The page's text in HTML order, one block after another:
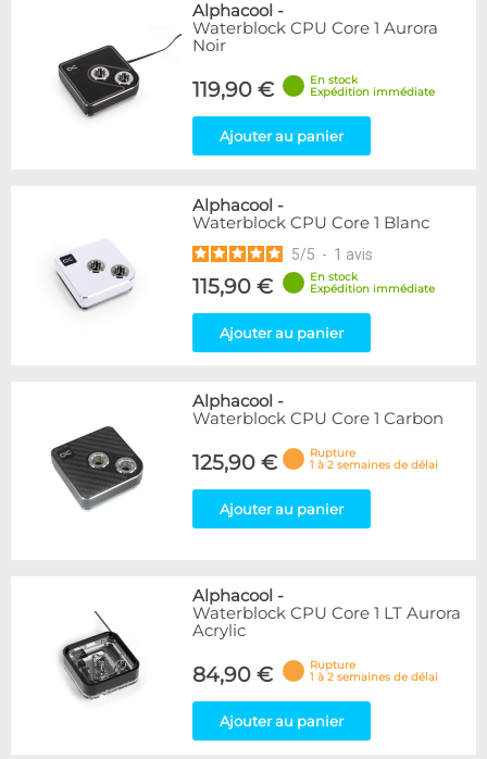
Alphacool -
Waterblock CPU Core 1 Aurora
Noir
119,90 €
En stock
Expédition immédiate
Ajouter au panier
Alphacool -
Waterblock CPU Core 1 Blanc
5/5 - 1 avis
115,90 €
En stock
Expédition immédiate
Ajouter au panier
Alphacool -
Waterblock CPU Core 1 Carbon
125,90 €
Rupture
1 à 2 semaines de délai
Ajouter au panier
Alphacool -
Waterblock CPU Core 1 LT Aurora
Acrylic
84,90 €
Rupture
1 à 2 semaines de délai
Ajouter au panier